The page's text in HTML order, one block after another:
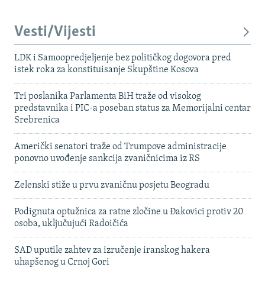
Vesti/Vijesti
LDK i Samoopredjeljenje bez političkog dogovora pred
istek roka za konstituisanje Skupštine Kosova
Tri poslanika Parlamenta BiH traže od visokog
predstavnika i PIC-a poseban status za Memorijalni centar
Srebrenica
Američki senatori traže od Trumpove administracije
ponovno uvođenje sankcija zvaničnicima iz RS
Zelenski stiže u prvu zvaničnu posjetu Beogradu
Podignuta optužnica za ratne zločine u Đakovici protiv 20
osoba, uključujući Radoičića
SAD uputile zahtev za izručenje iranskog hakera
uhapšenog u Crnoj Gori